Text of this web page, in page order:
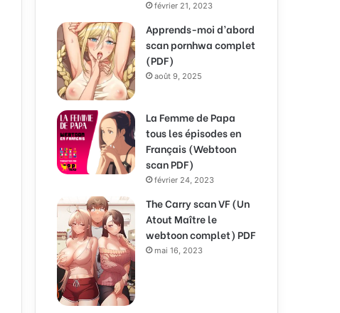
février 21, 2023
Apprends-moi d’abord
scan pornhwa complet
(PDF)
août 9, 2025
La Femme de Papa
tous les épisodes en
Français (Webtoon
scan PDF)
février 24, 2023
The Carry scan VF (Un
Atout Maître le
webtoon complet) PDF
mai 16, 2023